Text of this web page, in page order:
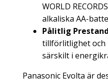
WORLD
alkaliska AA-
Pålitlig
tillförlitlighet och
särskilt i
Panasonic Evolta är